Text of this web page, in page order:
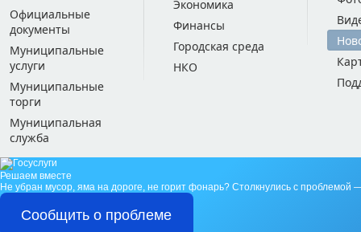
Официальные
документы
Муниципальные
услуги
Муниципальные
торги
Муниципальная
служба
Экономика
Финансы
Городская среда
НКО
Решаем вместе
Не убран мусор, яма на дороге, не горит фонарь? Столкнулись с проблемой
Сообщить о проблеме